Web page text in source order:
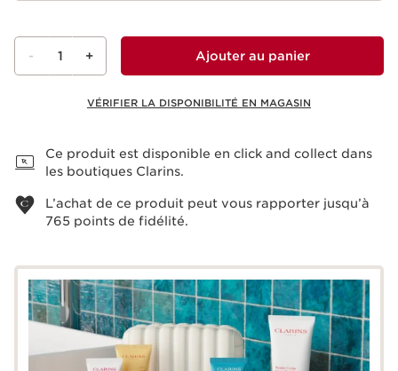
- 1 + Ajouter au panier
VÉRIFIER LA DISPONIBILITÉ EN MAGASIN
Ce produit est disponible en click and collect dans
les boutiques Clarins.
L’achat de ce produit peut vous rapporter jusqu’à
765 points de fidélité.